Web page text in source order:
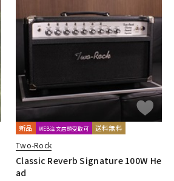
楽器アクセサ
リ
新品 WEB注文店頭受取可 送料無料
Two-Rock
Classic Reverb Signature 100W He
ad